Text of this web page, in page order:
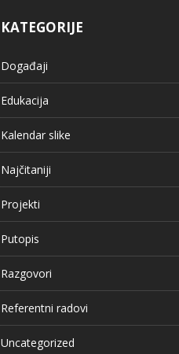
KATEGORIJE
Događaji
Edukacija
Kalendar slike
Najčitaniji
Projekti
Putopis
Razgovori
Referentni radovi
Uncategorized